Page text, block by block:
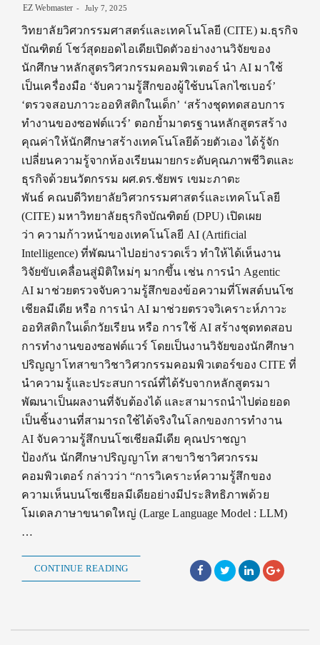
EZ Webmaster July 7, 2025
วิทยาลัยวิศวกรรมศาสตร์และเทคโนโลยี (CITE) ม.ธุรกิจ
บัณฑิตย์ โชว์สุดยอดไอเดียเปิดตัวอย่างงานวิจัยของ
นักศึกษาหลักสูตรวิศวกรรมคอมพิวเตอร์ นำ AI มาใช้
เป็นเครื่องมือ ‘จับความรู้สึกของผู้ใช้บนโลกไซเบอร์’
‘ตรวจสอบภาวะออทิสติกในเด็ก’ ‘สร้างชุดทดสอบการ
ทำงานของซอฟต์แวร์’ ตอกย้ำมาตรฐานหลักสูตรสร้าง
คุณค่าให้นักศึกษาสร้างเทคโนโลยีด้วยตัวเอง ได้รู้จัก
เปลี่ยนความรู้จากห้องเรียนมายกระดับคุณภาพชีวิตและ
ธุรกิจด้วยนวัตกรรม ผศ.ดร.ชัยพร เขมะภาตะ
พันธ์ คณบดีวิทยาลัยวิศวกรรมศาสตร์และเทคโนโลยี
(CITE) มหาวิทยาลัยธุรกิจบัณฑิตย์ (DPU) เปิดเผย
ว่า ความก้าวหน้าของเทคโนโลยี AI (Artificial
Intelligence) ที่พัฒนาไปอย่างรวดเร็ว ทำให้ได้เห็นงาน
วิจัยขับเคลื่อนสู่มิติใหม่ๆ มากขึ้น เช่น การนำ Agentic
AI มาช่วยตรวจจับความรู้สึกของข้อความที่โพสต์บนโซ
เชียลมีเดีย หรือ การนำ AI มาช่วยตรวจวิเคราะห์ภาวะ
ออทิสติกในเด็กวัยเรียน หรือ การใช้ AI สร้างชุดทดสอบ
การทำงานของซอฟต์แวร์ โดยเป็นงานวิจัยของนักศึกษา
ปริญญาโทสาขาวิชาวิศวกรรมคอมพิวเตอร์ของ CITE ที่
นำความรู้และประสบการณ์ที่ได้รับจากหลักสูตรมา
พัฒนาเป็นผลงานที่จับต้องได้ และสามารถนำไปต่อยอด
เป็นชิ้นงานที่สามารถใช้ได้จริงในโลกของการทำงาน
AI จับความรู้สึกบนโซเชียลมีเดีย คุณปราชญา
ป้องกัน นักศึกษาปริญญาโท สาขาวิชาวิศวกรรม
คอมพิวเตอร์ กล่าวว่า “การวิเคราะห์ความรู้สึกของ
ความเห็นบนโซเชียลมีเดียอย่างมีประสิทธิภาพด้วย
โมเดลภาษาขนาดใหญ่ (Large Language Model : LLM)
…
CONTINUE READING